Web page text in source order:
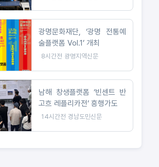
광명문화재단, ‘광명 전통예
술플랫폼 Vol.1’ 개최
8시간전 광명지역신문
남해 창생플랫폼 ‘빈센트 반
고흐 레플리카전’ 흥행가도
14시간전 경남도민신문